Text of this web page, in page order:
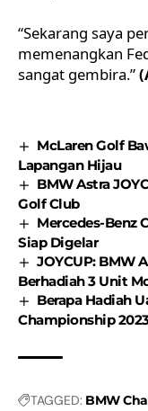
“Sekarang saya
memenangkan
sangat gembira.”
McLaren Golf
Lapangan Hijau
BMW Astra
Golf Club
Mercedes-Benz
Siap Digelar
JOYCUP: BMW
Berhadiah 3 Unit
Berapa Hadiah
Championship
TAGGED: BMW